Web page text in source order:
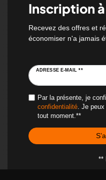
Inscription
Recevez des offres et
économiser n'a jamais
ADRESSE E-MAIL **
Par la présente, je
confidentialité. Je peux
tout moment.**
**